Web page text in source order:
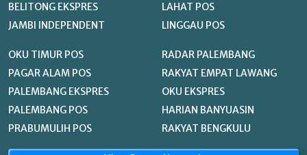
BELITONG EKSPRES
JAMBI INDEPENDENT
LAHAT POS
LINGGAU POS
OKU TIMUR POS
PAGAR ALAM POS
PALEMBANG EKSPRES
PALEMBANG POS
PRABUMULIH POS
RADAR PALEMBANG
RAKYAT EMPAT LAWANG
OKU EKSPRES
HARIAN BANYUASIN
RAKYAT BENGKULU